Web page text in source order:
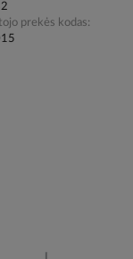
prekės kodas